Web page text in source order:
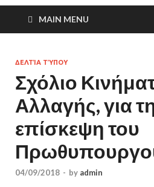
MAIN MENU
ΔΕΛΤΊΑ ΤΎΠΟΥ
Σχόλιο
Αλλαγής, για
επίσκεψη του
04/09/2018 - by admin